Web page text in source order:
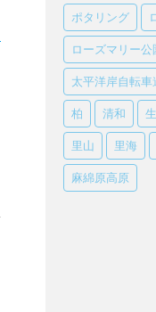
ポタリング
ローズマリー公
太平洋岸自転車
柏 清和
里山 里海
麻綿原高原